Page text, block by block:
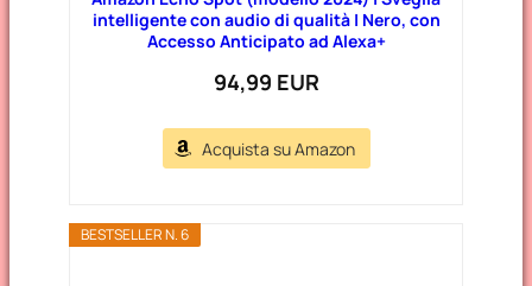
intelligente con audio di qualità | Nero, con
Accesso Anticipato ad Alexa+
94,99 EUR
Acquista su Amazon
BESTSELLER N. 6